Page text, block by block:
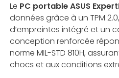
Le PC portable ASUS
données grâce à un TPM
d’empreintes intégré et un
conception renforcée
norme MIL-STD 810H,
chocs et aux conditions